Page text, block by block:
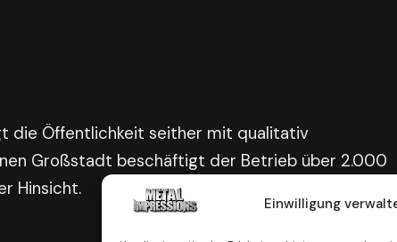
Einwilligung
die Öffentlichkeit seither mit qualitativ
Großstadt beschäftigt der Betrieb über 2.000
Hinsicht.